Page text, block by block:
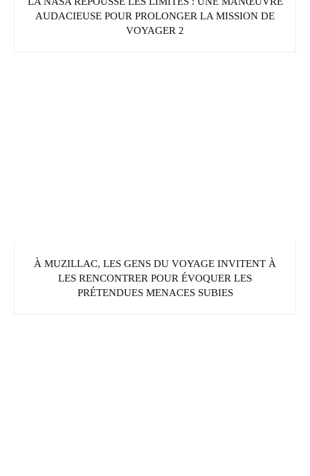
AUDACIEUSE POUR PROLONGER LA MISSION DE
VOYAGER 2
À MUZILLAC, LES GENS DU VOYAGE INVITENT À
LES RENCONTRER POUR ÉVOQUER LES
PRÉTENDUES MENACES SUBIES